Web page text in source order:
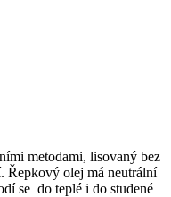
metodami, lisovaný bez
Řepkový olej má neutrální
se do teplé i do studené